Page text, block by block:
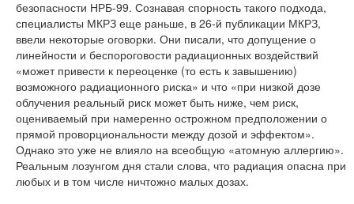
безопасности НРБ-99. Сознавая спорность такого подхода,
специалисты МКРЗ еще раньше, в 26-й публикации МКРЗ,
ввели некоторые оговорки. Они писали, что допущение о
линейности и беспороговости радиационных воздействий
«может привести к переоценке (то есть к завышению)
возможного радиационного риска» и что «при низкой дозе
облучения реальный риск может быть ниже, чем риск,
оцениваемый при намеренно острожном предположении о
прямой проворциональности между дозой и эффектом».
Однако это уже не влияло на всеобщую «атомную аллергию».
Реальным лозунгом дня стали слова, что радиация опасна при
любых и в том числе ничтожно малых дозах.